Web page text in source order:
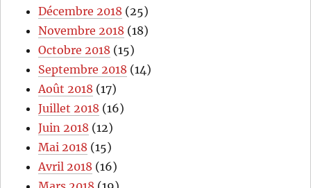
Décembre 2018 (25)
Novembre 2018 (18)
Octobre 2018 (15)
Septembre 2018 (14)
Août 2018 (17)
Juillet 2018 (16)
Juin 2018 (12)
Mai 2018 (15)
Avril 2018 (16)